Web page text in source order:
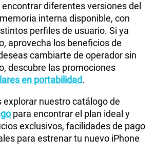
diferentes versiones del
interna disponible, con
perfiles de usuario. Si ya
aprovecha los beneficios de
cambiarte de operador sin
descubre las promociones
en portabilidad.
explorar nuestro catálogo de
para encontrar el plan ideal y
exclusivos, facilidades de pago
para estrenar tu nuevo iPhone